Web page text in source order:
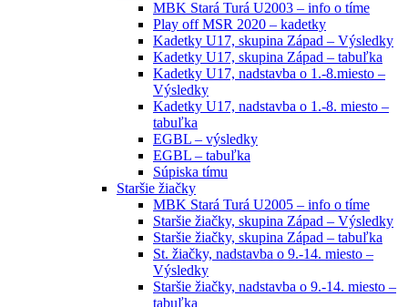
MBK Stará Turá U2003 – info o tíme
Play off MSR 2020 – kadetky
Kadetky U17, skupina Západ – Výsledky
Kadetky U17, skupina Západ – tabuľka
Kadetky U17, nadstavba o 1.-8.miesto –
Výsledky
Kadetky U17, nadstavba o 1.-8. miesto –
tabuľka
EGBL – výsledky
EGBL – tabuľka
Súpiska tímu
Staršie žiačky
MBK Stará Turá U2005 – info o tíme
Staršie žiačky, skupina Západ – Výsledky
Staršie žiačky, skupina Západ – tabuľka
St. žiačky, nadstavba o 9.-14. miesto –
Výsledky
Staršie žiačky, nadstavba o 9.-14. miesto –
tabuľka